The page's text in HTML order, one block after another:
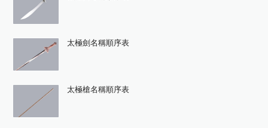
太極劍名稱順序表
太極槍名稱順序表